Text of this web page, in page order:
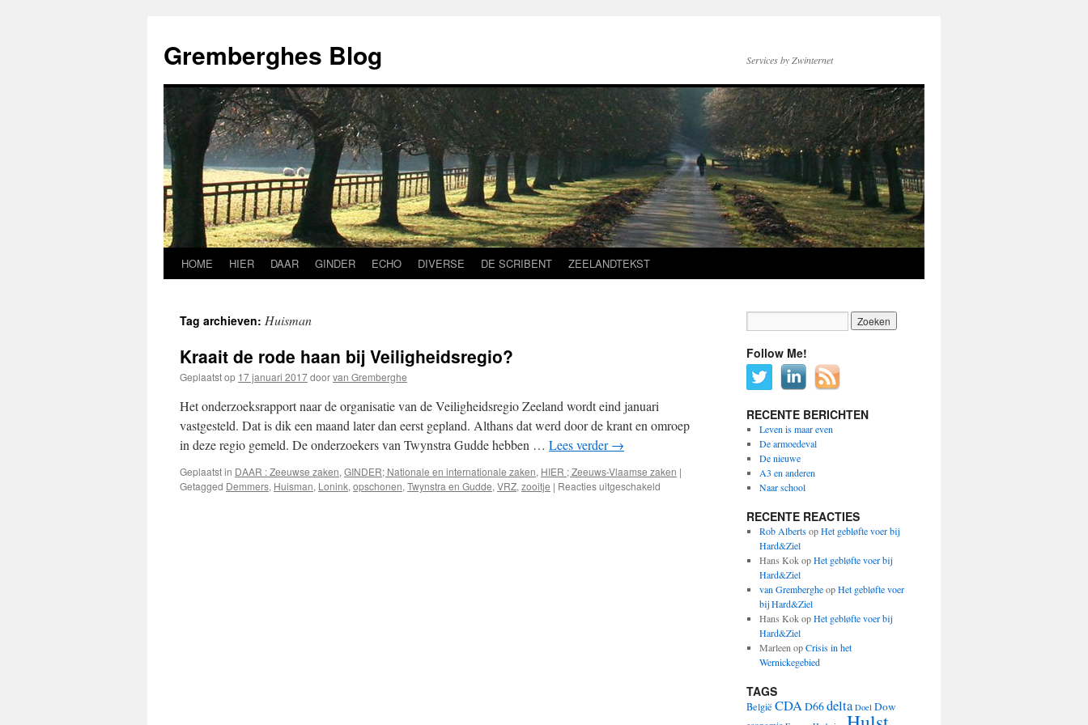
de
inhoud
Gremberghes Blog Services by Zwinternet
HOME HIER DAAR GINDER ECHO DIVERSE DE SCRIBENT ZEELANDTEKST
Tag archieven: Huisman
Kraait de rode haan bij Veiligheidsregio?
Geplaatst op 17 januari 2017doorvan Gremberghe
Het onderzoeksrapport naar de organisatie van de Veiligheidsregio Zeeland wordt eind januari
vastgesteld. Dat is dik een maand later dan eerst gepland. Althans dat werd door de krant en omroep
in deze regio gemeld. De onderzoekers van Twynstra Gudde hebben … Lees verder→
Geplaatst in DAAR : Zeeuwse zaken, GINDER; Nationale en internationale zaken, HIER ; Zeeuws-Vlaamse zaken |
Getagged Demmers, Huisman, Lonink, opschonen, Twynstra en Gudde, VRZ, zooitje | Reacties uitgeschakeld
Follow Me!
RECENTE BERICHTEN
Leven is maar even
De armoedeval
De nieuwe
A3 en anderen
Naar school
RECENTE REACTIES
Rob AlbertsopHet gebløfte voer bij
Hard&Ziel
Hans KokopHet gebløfte voer bij
Hard&Ziel
van GrembergheopHet gebløfte voer
bij Hard&Ziel
Hans KokopHet gebløfte voer bij
Hard&Ziel
Marleen opCrisis in het
Wernickegebied
TAGS
België CDAD66delta Doel Dow